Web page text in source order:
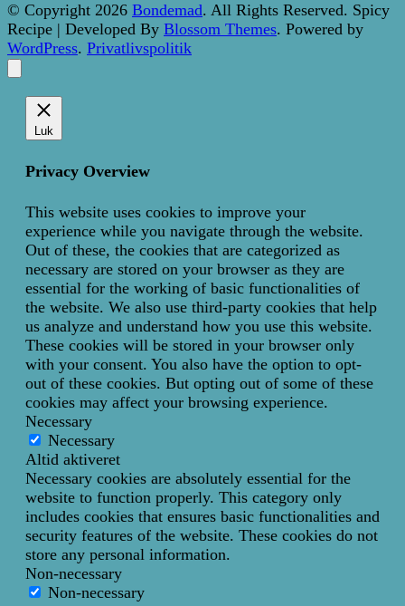
© Copyright 2026 Bondemad. All Rights Reserved. Spicy
Recipe | Developed By Blossom Themes. Powered by
WordPress. Privatlivspolitik
Luk
Privacy Overview
This website uses cookies to improve your
experience while you navigate through the website.
Out of these, the cookies that are categorized as
necessary are stored on your browser as they are
essential for the working of basic functionalities of
the website. We also use third-party cookies that help
us analyze and understand how you use this website.
These cookies will be stored in your browser only
with your consent. You also have the option to opt-
out of these cookies. But opting out of some of these
cookies may affect your browsing experience.
Necessary
Necessary
Altid aktiveret
Necessary cookies are absolutely essential for the
website to function properly. This category only
includes cookies that ensures basic functionalities and
security features of the website. These cookies do not
store any personal information.
Non-necessary
Non-necessary